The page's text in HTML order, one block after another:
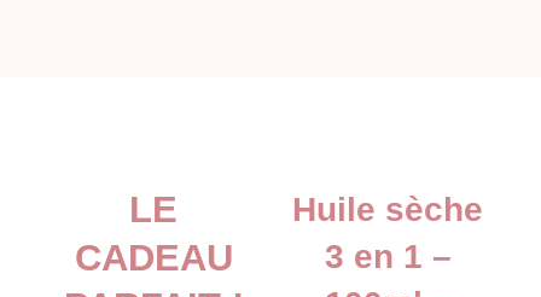
LE
CADEAU
Huile sèche
3 en 1 –